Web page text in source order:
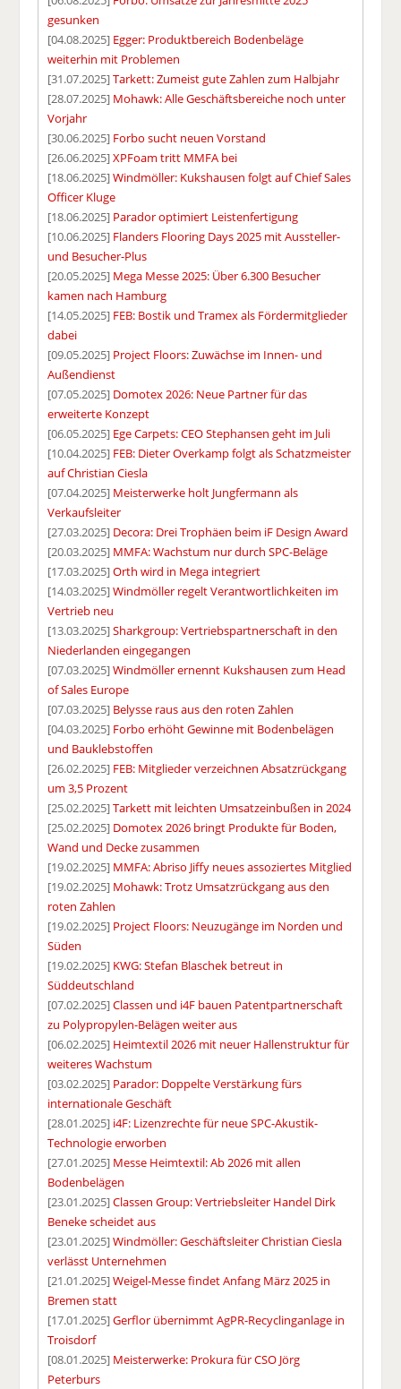
gesunken
[04.08.2025] Egger: Produktbereich Bodenbeläge
weiterhin mit Problemen
[31.07.2025]Tarkett: Zumeist gute Zahlen zum Halbjahr
[28.07.2025] Mohawk: Alle Geschäftsbereiche noch unter
Vorjahr
[30.06.2025] Forbo sucht neuen Vorstand
[26.06.2025]XPFoam tritt MMFA bei
[18.06.2025]Windmöller: Kukshausen folgt auf Chief Sales
Officer Kluge
[18.06.2025] Parador optimiert Leistenfertigung
[10.06.2025] Flanders Flooring Days 2025 mit Aussteller-
und Besucher-Plus
[20.05.2025] Mega Messe 2025: Über 6.300 Besucher
kamen nach Hamburg
[14.05.2025] FEB: Bostik und Tramex als Fördermitglieder
dabei
[09.05.2025] Project Floors: Zuwächse im Innen- und
Außendienst
[07.05.2025] Domotex 2026: Neue Partner für das
erweiterte Konzept
[06.05.2025] Ege Carpets: CEO Stephansen geht im Juli
[10.04.2025] FEB: Dieter Overkamp folgt als Schatzmeister
auf Christian Ciesla
[07.04.2025] Meisterwerke holt Jungfermann als
Verkaufsleiter
[27.03.2025] Decora: Drei Trophäen beim iF Design Award
[20.03.2025] MMFA: Wachstum nur durch SPC-Beläge
[17.03.2025]Orth wird in Mega integriert
[14.03.2025]Windmöller regelt Verantwortlichkeiten im
Vertrieb neu
[13.03.2025]Sharkgroup: Vertriebspartnerschaft in den
Niederlanden eingegangen
[07.03.2025]Windmöller ernennt Kukshausen zum Head
of Sales Europe
[07.03.2025] Belysse raus aus den roten Zahlen
[04.03.2025] Forbo erhöht Gewinne mit Bodenbelägen
und Bauklebstoffen
[26.02.2025] FEB: Mitglieder verzeichnen Absatzrückgang
um 3,5 Prozent
[25.02.2025]Tarkett mit leichten Umsatzeinbußen in 2024
[25.02.2025] Domotex 2026 bringt Produkte für Boden,
Wand und Decke zusammen
[19.02.2025] MMFA: Abriso Jiffy neues assoziertes Mitglied
[19.02.2025] Mohawk: Trotz Umsatzrückgang aus den
roten Zahlen
[19.02.2025] Project Floors: Neuzugänge im Norden und
Süden
[19.02.2025] KWG: Stefan Blaschek betreut in
Süddeutschland
[07.02.2025]Classen und i4F bauen Patentpartnerschaft
zu Polypropylen-Belägen weiter aus
[06.02.2025] Heimtextil 2026 mit neuer Hallenstruktur für
weiteres Wachstum
[03.02.2025] Parador: Doppelte Verstärkung fürs
internationale Geschäft
[28.01.2025] i4F: Lizenzrechte für neue SPC-Akustik-
Technologie erworben
[27.01.2025] Messe Heimtextil: Ab 2026 mit allen
Bodenbelägen
[23.01.2025]Classen Group: Vertriebsleiter Handel Dirk
Beneke scheidet aus
[23.01.2025]Windmöller: Geschäftsleiter Christian Ciesla
verlässt Unternehmen
[21.01.2025]Weigel-Messe findet Anfang März 2025 in
Bremen statt
[17.01.2025]Gerflor übernimmt AgPR-Recyclinganlage in
Troisdorf
[08.01.2025] Meisterwerke: Prokura für CSO Jörg
Peterburs